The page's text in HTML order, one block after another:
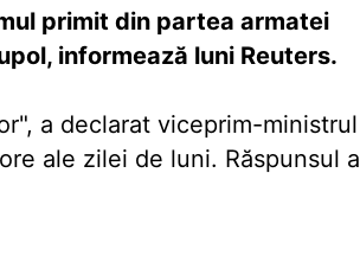
primit din partea armatei
informează luni Reuters.
a declarat viceprim-ministrul
ale zilei de luni. Răspunsul a